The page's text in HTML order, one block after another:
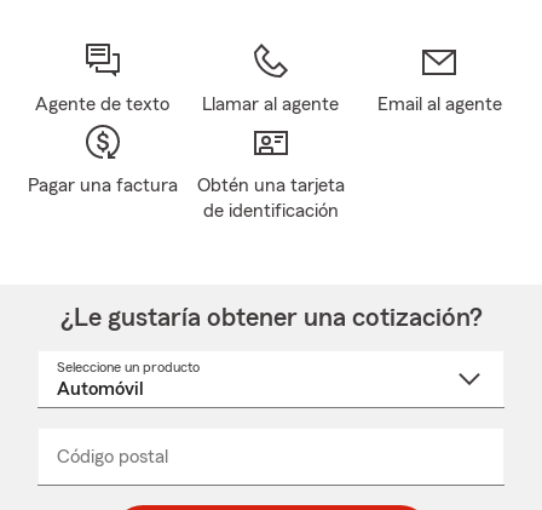
Agente de texto Llamar al agente Email al agente
Pagar una factura
Obtén una tarjeta
de identificación
¿Le gustaría obtener una cotización?
Seleccione un producto
desplegable
Código postal
_____